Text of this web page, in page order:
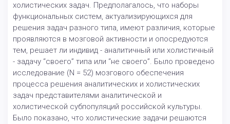
холистических задач. Предполагалось, что наборы
функциональных систем, актуализирующихся для
решения задач разного типа, имеют различия, которые
проявляются в мозговой активности и опосредуются
тем, решает ли индивид - аналитичный или холистичный
- задачу “своего” типа или “не своего”. Было проведено
исследование (N = 52) мозгового обеспечения
процесса решения аналитических и холистических
задач представителями аналитической и
холистической субпопуляций российской культуры.
Было показано, что холистические задачи решаются